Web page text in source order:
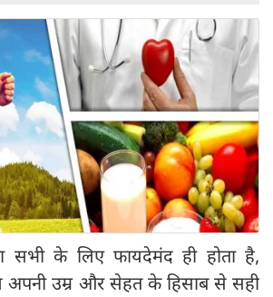
सभी के लिए फायदेमंद ही होता है,
उम्र और सेहत के हिसाब से सही